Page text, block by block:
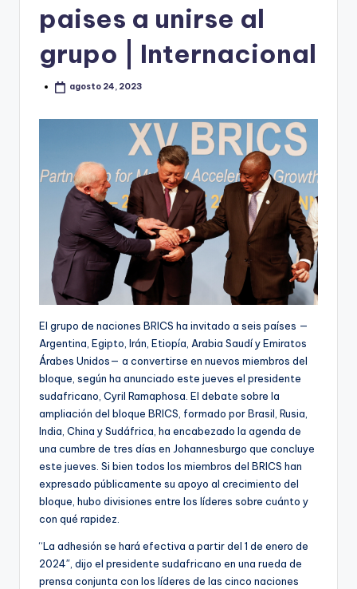
paises a unirse al
grupo | Internacional
agosto 24, 2023
El grupo de naciones BRICS ha invitado a seis países —
Argentina, Egipto, Irán, Etiopía, Arabia Saudí y Emiratos
Árabes Unidos— a convertirse en nuevos miembros del
bloque, según ha anunciado este jueves el presidente
sudafricano, Cyril Ramaphosa. El debate sobre la
ampliación del bloque BRICS, formado por Brasil, Rusia,
India, China y Sudáfrica, ha encabezado la agenda de
una cumbre de tres días en Johannesburgo que concluye
este jueves. Si bien todos los miembros del BRICS han
expresado públicamente su apoyo al crecimiento del
bloque, hubo divisiones entre los líderes sobre cuánto y
con qué rapidez.
“La adhesión se hará efectiva a partir del 1 de enero de
2024″, dijo el presidente sudafricano en una rueda de
prensa conjunta con los líderes de las cinco naciones